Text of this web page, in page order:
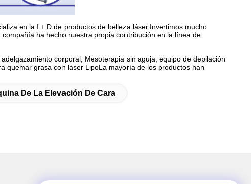
en la I + D de productos de belleza láser.Invertimos mucho
ha hecho nuestra propia contribución en la línea de
corporal, Mesoterapia sin aguja, equipo de depilación
quemar grasa con láser LipoLa mayoría de los productos han
De La Elevación De Cara